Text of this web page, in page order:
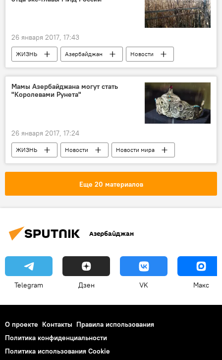
Экстрадиция
Блогер
26 января 2017, 17:43
ЖИЗНЬ Азербайджан
Новости
Россия
Саатлы
Сергей Емельянович Иванов
Игорь Иванов
Могила
История жизни
Мамы Азербайджана могут стать
"Королевами Рунета"
26 января 2017, 17:24
ЖИЗНЬ Новости
Новости мира
Россия
Россия
Конкурс красоты
Еще 20 материалов
Азербайджан
Telegram Дзен VK Макс
О проекте Контакты Правила использования
Политика конфиденциальности
Политика использования Cookie